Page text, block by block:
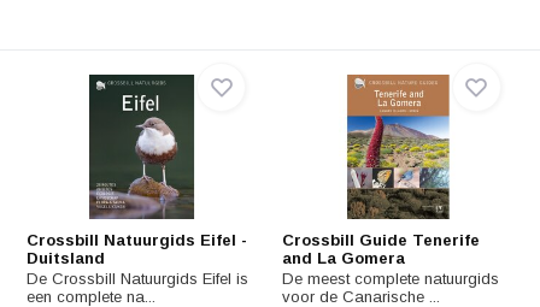
Crossbill Natuurgids Eifel -
Duitsland
De Crossbill Natuurgids Eifel is
een complete na...
Crossbill Guide Tenerife
and La Gomera
De meest complete natuurgids
voor de Canarische ...